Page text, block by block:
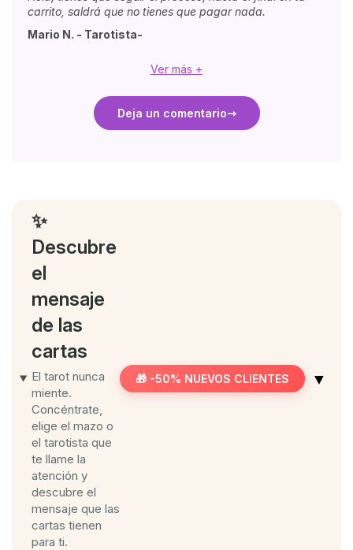
carrito, saldrá que no tienes que pagar nada.
Mario N. - Tarotista-
Ver más +
Deja un comentario
✨
Descubre
el
mensaje
de las
cartas
El tarot nunca
miente.
Concéntrate,
elige el mazo o
el tarotista que
te llame la
atención y
descubre el
mensaje que las
cartas tienen
para ti.
🎁 -50% NUEVOS CLIENTES ▼